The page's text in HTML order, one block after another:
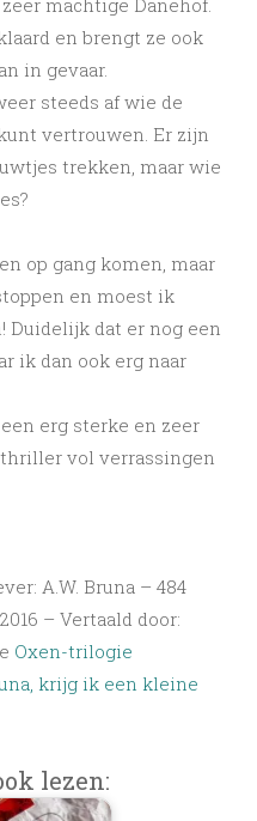
machtige Danehof.
en brengt ze ook
in gevaar.
steeds af wie de
vertrouwen. Er zijn
trekken, maar wie
op gang komen, maar
en moest ik
Duidelijk dat er nog een
ik dan ook erg naar
erg sterke en zeer
vol verrassingen
A.W. Bruna – 484
– Vertaald door:
Oxen-trilogie
krijg ik een kleine
lezen: